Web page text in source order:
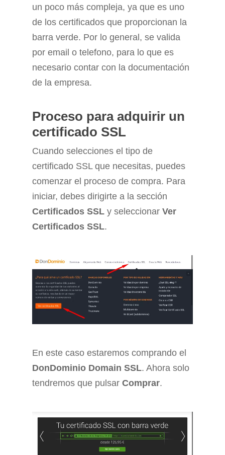
un poco más compleja, ya que es uno
de los certificados que proporcionan la
barra verde. Por lo general, se valida
por email o telefono, para lo que es
necesario contar con la documentación
de la empresa.
Proceso para adquirir un
certificado SSL
Cuando selecciones el tipo de
certificado SSL que necesitas, puedes
comenzar el proceso de compra. Para
iniciar, debes dirigirte a la sección
Certificados SSL y seleccionar Ver
Certificados SSL.
En este caso estaremos comprando el
DonDominio Domain SSL. Ahora solo
tendremos que pulsar Comprar.